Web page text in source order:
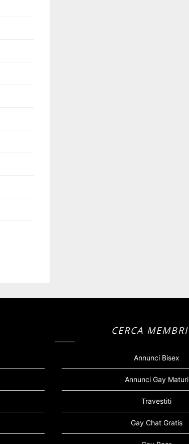
CERCA MEMBRI
Annunci Bisex
Annunci Gay Maturi
Travestiti
Gay Chat Gratis